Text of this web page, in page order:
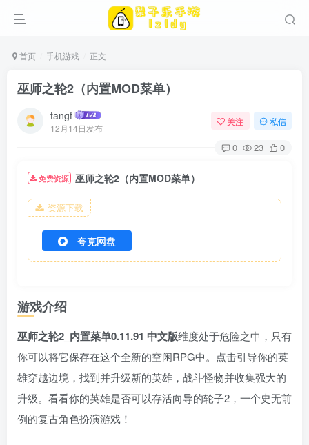
首页 手机游戏 正文
巫师之轮2（内置MOD菜单）
tangf
12月14日发布
关注 私信
0 23 0
免费资源 巫师之轮2（内置MOD菜单）
资源下载
夸克网盘
游戏介绍
巫师之轮2_内置菜单0.11.91 中文版维度处于危险之中，只有
你可以将它保存在这个全新的空闲RPG中。点击引导你的英
雄穿越边境，找到并升级新的英雄，战斗怪物并收集强大的
升级。看看你的英雄是否可以存活向导的轮子2，一个史无前
例的复古角色扮演游戏！